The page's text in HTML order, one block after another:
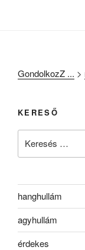
GondolkozZ ... >
KERESŐ
hanghullám
agyhullám
érdekes